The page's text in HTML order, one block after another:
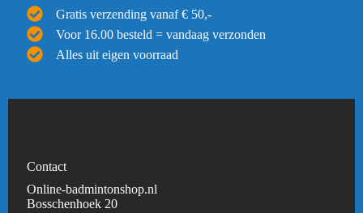
Gratis verzending vanaf € 50,-
Voor 16.00 besteld = vandaag verzonden
Alles uit eigen voorraad
Contact
Online-badmintonshop.nl
Bosschenhoek 20